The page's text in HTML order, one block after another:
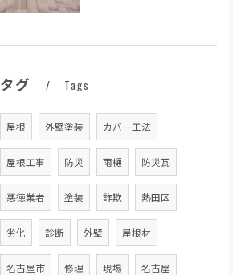
タグ Tags
屋根 外壁塗装 カバー工法
屋根工事 防災 雨樋 防災瓦
悪徳業者 塗装 詐欺 熱田区
劣化 診断 外壁 屋根材
名古屋市 修理 現場 名古屋